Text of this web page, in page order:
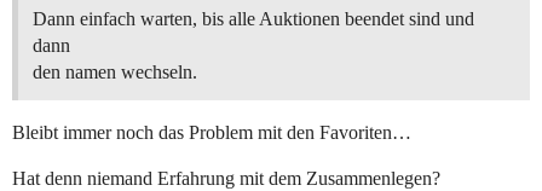
Dann einfach warten, bis alle Auktionen beendet sind und
dann
den namen wechseln.
Bleibt immer noch das Problem mit den Favoriten…
Hat denn niemand Erfahrung mit dem Zusammenlegen?